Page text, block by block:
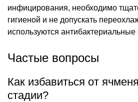
инфицирования, необходимо
гигиеной и не допускать
используются антибактериальные
Частые вопросы
Как избавиться от
стадии?